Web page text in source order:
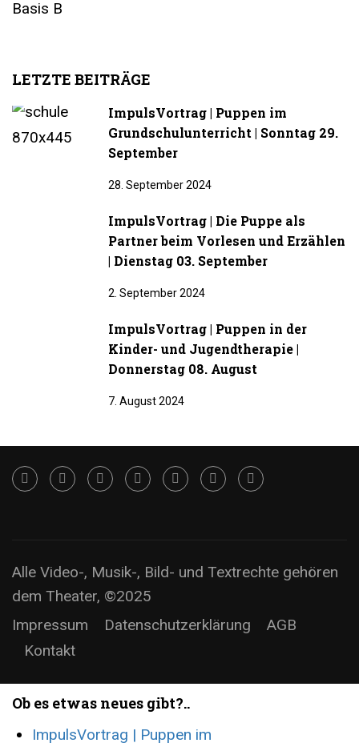
LETZTE BEITRÄGE
ImpulsVortrag | Puppen im
Grundschulunterricht | Sonntag 29.
September
28. September 2024
ImpulsVortrag | Die Puppe als
Partner beim Vorlesen und Erzählen
| Dienstag 03. September
2. September 2024
ImpulsVortrag | Puppen in der
Kinder- und Jugendtherapie |
Donnerstag 08. August
7. August 2024
Alle Video-, Musik-, Bild- und Textrechte gehören
dem Theater, ©2025
Impressum
Datenschutzerklärung
AGB
Kontakt
Ob es etwas neues gibt?..
ImpulsVortrag | Puppen im